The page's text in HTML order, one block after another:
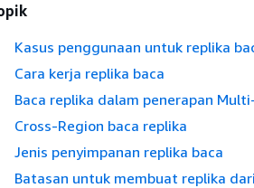
Kasus penggunaan untuk replika
Cara kerja replika baca
Baca replika dalam penerapan
Cross-Region baca replika
Jenis penyimpanan replika baca
Batasan untuk membuat replika